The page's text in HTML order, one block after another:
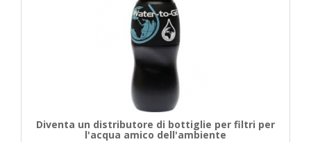
Diventa un distributore di bottiglie per filtri per
l'acqua amico dell'ambiente